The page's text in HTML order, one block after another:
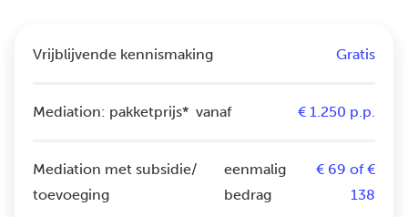
Vrijblijvende kennismaking Gratis
Mediation: pakketprijs* vanaf € 1.250 p.p.
Mediation met subsidie/
toevoeging
eenmalig
bedrag
€ 69 of €
138